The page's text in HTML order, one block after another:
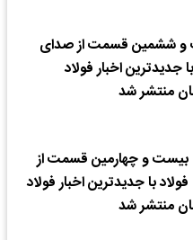
ششمین قسمت از صدای
جدیدترین اخبار فولاد
منتشر شد
بیست و چهارمین قسمت از
با جدیدترین اخبار فولاد
منتشر شد